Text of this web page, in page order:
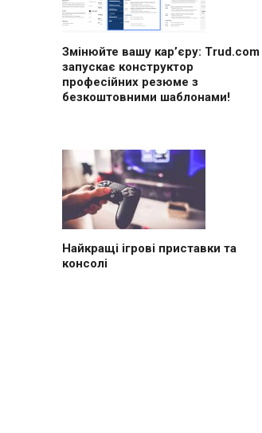
Змінюйте вашу кар’єру: Trud.com
запускає конструктор
професійних резюме з
безкоштовними шаблонами!
Найкращі ігрові приставки та
консолі